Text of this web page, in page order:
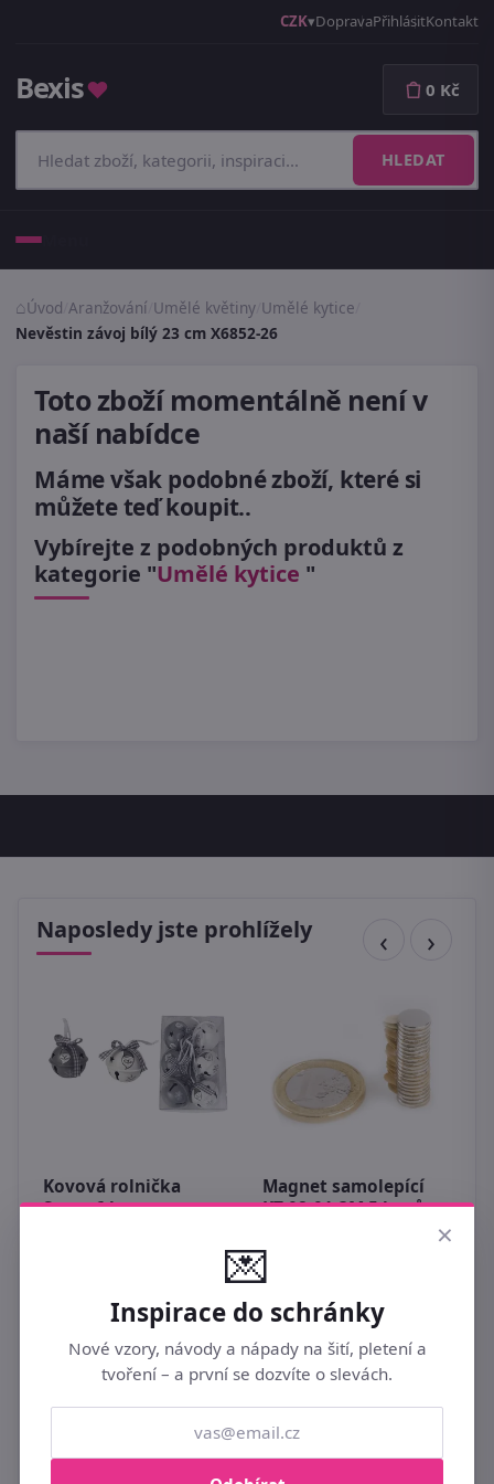
CZK DopravaPřihlásitKontakt
Bexis♥
HLEDAT
0 Kč
Úvod Aranžování Umělé květiny Umělé kytice
Nevěstin závoj bílý 23 cm X6852-26
Toto zboží momentálně není v
naší nabídce
Máme však podobné zboží, které si
můžete teď koupit..
Vybírejte z podobných produktů z
kategorie "Umělé kytice "
Naposledy jste prohlížely
Kovová rolnička
Santa 6 ks
Magnet samolepící
KT-08-01-3M 5 kusů
29 Kč ×
💌
Inspirace do schránky
Nové vzory, návody a nápady na šití, pletení a
tvoření – a první se dozvíte o slevách.